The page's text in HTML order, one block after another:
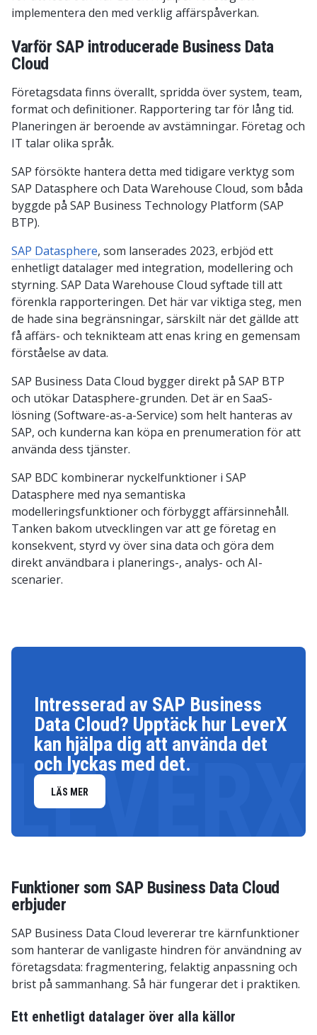
implementera den med verklig affärspåverkan.
Varför SAP introducerade Business Data
Cloud
Företagsdata finns överallt, spridda över system, team,
format och definitioner. Rapportering tar för lång tid.
Planeringen är beroende av avstämningar. Företag och
IT talar olika språk.
SAP försökte hantera detta med tidigare verktyg som
SAP Datasphere och Data Warehouse Cloud, som båda
byggde på SAP Business Technology Platform (SAP
BTP).
SAP Datasphere, som lanserades 2023, erbjöd ett
enhetligt datalager med integration, modellering och
styrning. SAP Data Warehouse Cloud syftade till att
förenkla rapporteringen. Det här var viktiga steg, men
de hade sina begränsningar, särskilt när det gällde att
få affärs- och teknikteam att enas kring en gemensam
förståelse av data.
SAP Business Data Cloud bygger direkt på SAP BTP
och utökar Datasphere-grunden. Det är en SaaS-
lösning (Software-as-a-Service) som helt hanteras av
SAP, och kunderna kan köpa en prenumeration för att
använda dess tjänster.
SAP BDC kombinerar nyckelfunktioner i SAP
Datasphere med nya semantiska
modelleringsfunktioner och förbyggt affärsinnehåll.
Tanken bakom utvecklingen var att ge företag en
konsekvent, styrd vy över sina data och göra dem
direkt användbara i planerings-, analys- och AI-
scenarier.
LEVERX
Intresserad av SAP Business
Data Cloud? Upptäck hur LeverX
kan hjälpa dig att använda det
och lyckas med det.
LÄS MER
Funktioner som SAP Business Data Cloud
erbjuder
SAP Business Data Cloud levererar tre kärnfunktioner
som hanterar de vanligaste hindren för användning av
företagsdata: fragmentering, felaktig anpassning och
brist på sammanhang. Så här fungerar det i praktiken.
Ett enhetligt datalager över alla källor